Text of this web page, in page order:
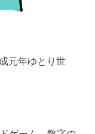
元年ゆとり世